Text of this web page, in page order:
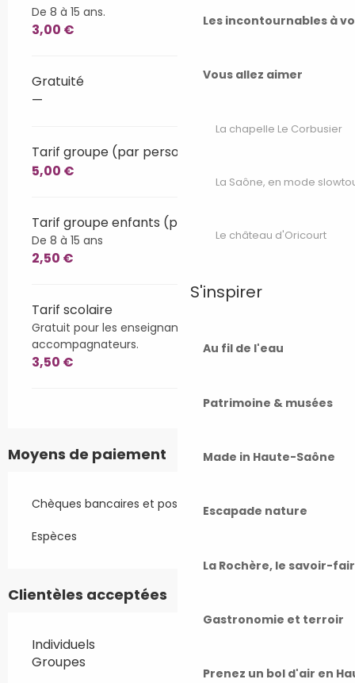
Les incontournables à
Vous allez aimer
La chapelle Le Corbusier
La Saône, en mode
Le château d'Oricourt
S'inspirer
Au fil de l'eau
Patrimoine & musées
Made in Haute-Saône
Escapade nature
La Rochère, le savoir-
Gastronomie et terroir
Prenez un bol d'air en
De 8 à 15 ans.
3,00 €
Gratuité
—
Tarif groupe (par personne)
5,00 €
Tarif groupe enfants (par personne)
De 8 à 15 ans
2,50 €
Tarif scolaire
Gratuit pour les enseignants et les
accompagnateurs.
3,50 €
Moyens de paiement
Chèques bancaires et postaux
Espèces
Clientèles acceptées
Individuels
Groupes